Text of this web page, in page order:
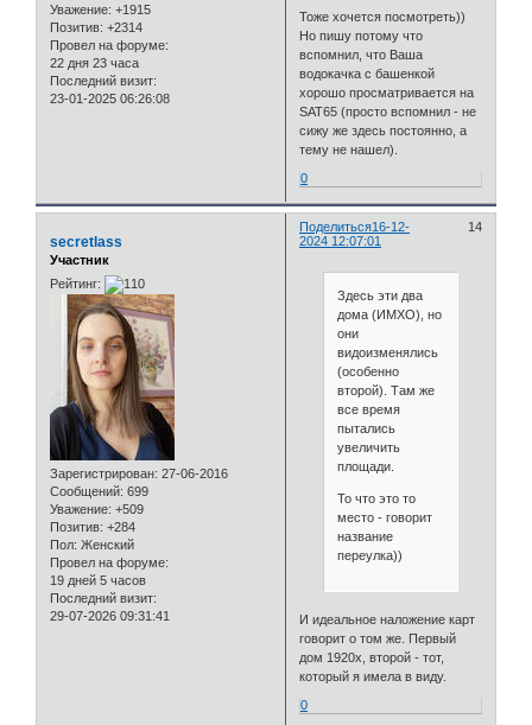
Уважение: +1915
Позитив: +2314
Провел на форуме:
22 дня 23 часа
Последний визит:
23-01-2025 06:26:08
Тоже хочется посмотреть))
Но пишу потому что
вспомнил, что Ваша
водокачка с башенкой
хорошо просматривается на
SAT65 (просто вспомнил - не
сижу же здесь постоянно, а
тему не нашел).
0
Поделиться 14
16-12-
2024 12:07:01
secretlass
Участник
Рейтинг:
Зарегистрирован: 27-06-2016
Сообщений: 699
Уважение: +509
Позитив: +284
Пол: Женский
Провел на форуме:
19 дней 5 часов
Последний визит:
29-07-2026 09:31:41
Здесь эти два
дома (ИМХО), но
они
видоизменялись
(особенно
второй). Там же
все время
пытались
увеличить
площади.
То что это то
место - говорит
название
переулка))
И идеальное наложение карт
говорит о том же. Первый
дом 1920х, второй - тот,
который я имела в виду.
0